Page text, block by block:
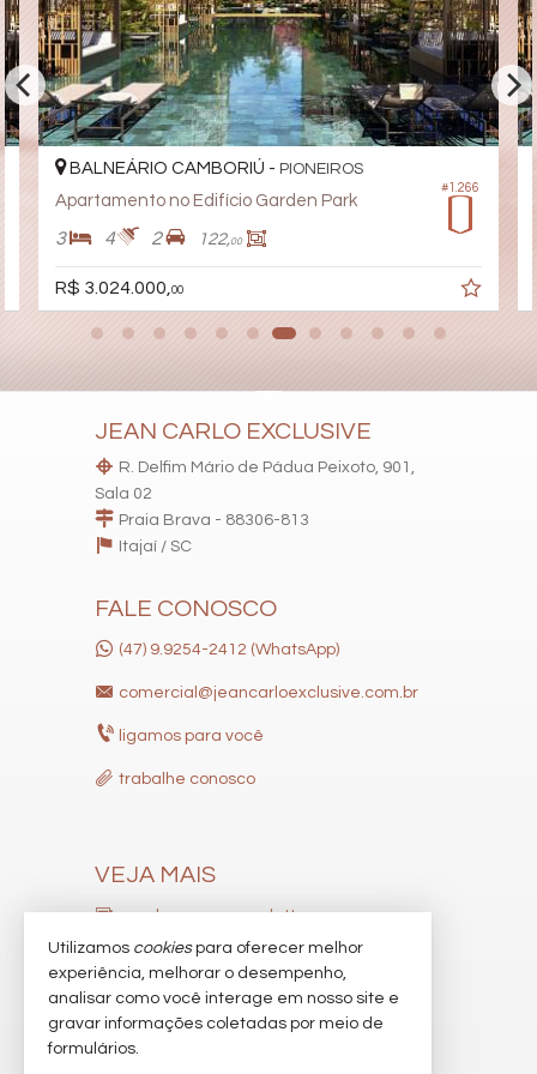
Espaço Fitness
Portaria 24h
Medidores Individuais
Portão Eletrônico
Playground
Brinquedoteca
Pet Care
Quiosque Externo
Piscina Infantil
Gás Central
Elevador
Pet Place
Coworking
Deck Molhado
Solarium
Entrada para Banhistas
Box de Praia
Hall Decorado e Mobiliado
Estar Social
Acessibilidade para PNE
#1.266
BALNEÁRIO CAMBORIÚ - PIONEIROS
Apartamento no Edifício Garden Park
3 4 2 122,00
R$ 3.024.000, 00
JEAN CARLO EXCLUSIVE
R. Delfim Mário de Pádua Peixoto, 901,
Sala 02
Praia Brava - 88306-813
Itajaí / SC
FALE CONOSCO
(47) 9.9254-2412 (WhatsApp)
comercial@jeancarloexclusive.com.br
ligamos para você
trabalhe conosco
VEJA MAIS
receba nosso newsletter
indicadores financeiros
cadastre seu imóvel
imóveis favoritos
Utilizamos cookiespara oferecer melhor
experiência, melhorar o desempenho,
analisar como você interage em nosso site e
gravar informações coletadas por meio de
formulários.